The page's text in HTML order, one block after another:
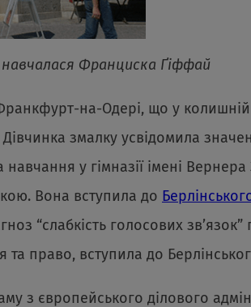
Франциска Ґіффай
на-Одері, що у
змалку усвідомила
у гімназії імені
Вона вступила до
“слабкість голосових
право, вступила до
з європейського ділового